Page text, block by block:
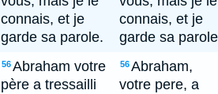
connais, et je
garde sa parole.
connais, et je
garde sa
56Abraham votre
père a tressailli
56Abraham,
votre pere, a